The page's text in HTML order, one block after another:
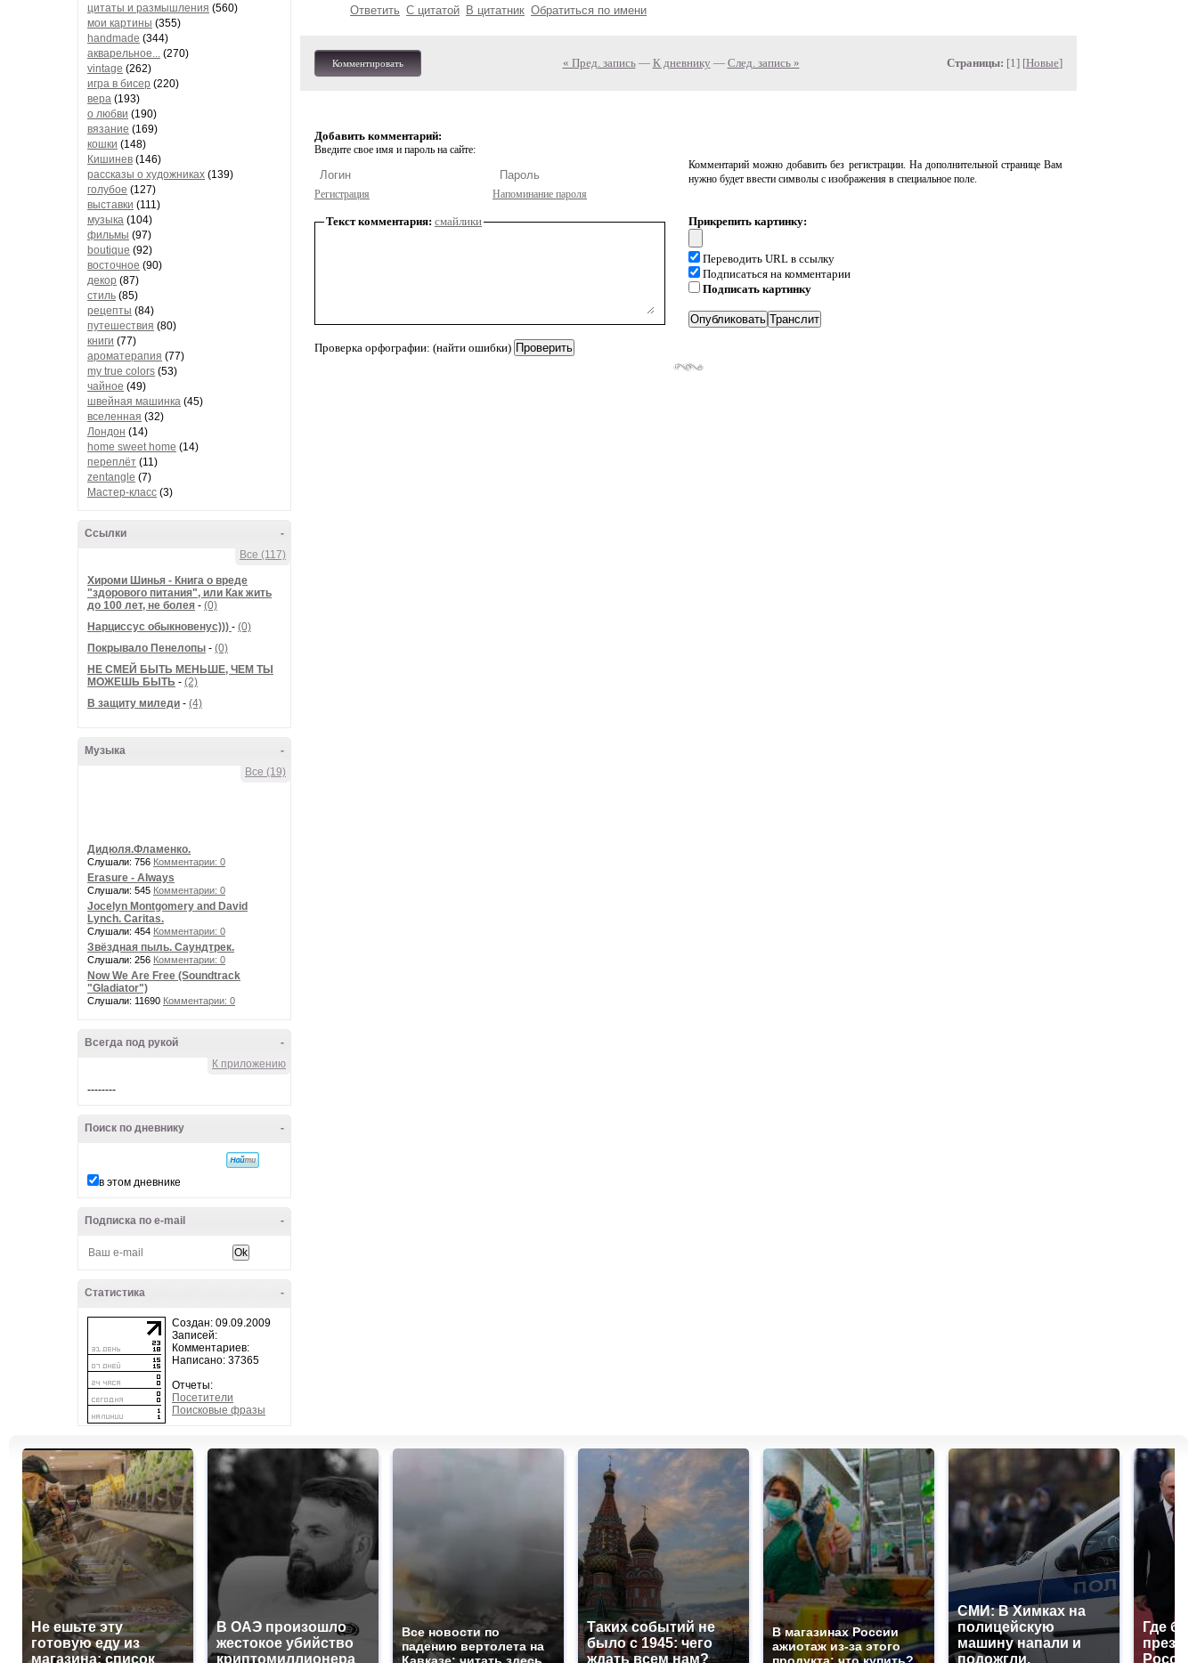
цитаты и размышления (560)
мои картины (355)
handmade (344)
акварельное... (270)
vintage (262)
игра в бисер (220)
вера (193)
о любви (190)
вязание (169)
кошки (148)
Кишинев (146)
рассказы о художниках (139)
голубое (127)
выставки (111)
музыка (104)
фильмы (97)
boutique (92)
восточное (90)
декор (87)
стиль (85)
рецепты (84)
путешествия (80)
книги (77)
ароматерапия (77)
my true colors (53)
чайное (49)
швейная машинка (45)
вселенная (32)
Лондон (14)
home sweet home (14)
переплёт (11)
zentangle (7)
Мастер-класс (3)
-
Ссылки
Все (117)
Хироми Шинья - Книга о вреде
"здорового питания", или Как жить
до 100 лет, не болея - (0)
Нарциссус обыкновенус))) - (0)
Покрывало Пенелопы - (0)
НЕ СМЕЙ БЫТЬ МЕНЬШЕ, ЧЕМ ТЫ
МОЖЕШЬ БЫТЬ - (2)
В защиту миледи - (4)
-
Музыка
Все (19)
Дидюля.Фламенко.
Слушали: 756 Комментарии: 0
Erasure - Always
Слушали: 545 Комментарии: 0
Jocelyn Montgomery and David
Lynch. Caritas.
Слушали: 454 Комментарии: 0
Звёздная пыль. Саундтрек.
Слушали: 256 Комментарии: 0
Now We Are Free (Soundtrack
"Gladiator")
Слушали: 11690 Комментарии: 0
-
Всегда под рукой
К приложению
--------
-
Поиск по дневнику
в этом дневнике
-
Подписка по e-mail
-
Статистика
Создан: 09.09.2009
Записей:
Комментариев:
Написано: 37365
Отчеты:
Посетители
Поисковые фразы
Ответить С цитатой В цитатник Обратиться по имени
Комментировать « Пред. запись— К дневнику — След. запись » Страницы: [1] [Новые]
Добавить комментарий:
Введите свое имя и пароль на сайте:
Регистрация Напоминание пароля
Комментарий можно добавить без регистрации. На дополнительной странице Вам
нужно будет ввести символы с изображения в специальное поле.
Текст комментария: смайлики
Проверка орфографии: (найти ошибки)
Прикрепить картинку:
Переводить URL в ссылку
Подписаться на комментарии
Подписать картинку
Не ешьте эту
готовую еду из
магазина: список
В ОАЭ произошло
жестокое убийство
криптомиллионера
Все новости по
падению вертолета на
Таких событий не
было с 1945: чего
ждать всем нам?
В магазинах России
ажиотаж из-за этого
СМИ: В Химках на
полицейскую
машину напали и
подожгли.
Где